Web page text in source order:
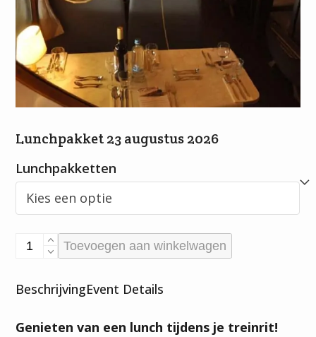
Lunchpakket 23 augustus 2026
Lunchpakketten
Lunchpakket
augustus
2026
aantal
Toevoegen aan winkelwagen
BeschrijvingEvent Details
Genieten van een lunch tijdens je treinrit!